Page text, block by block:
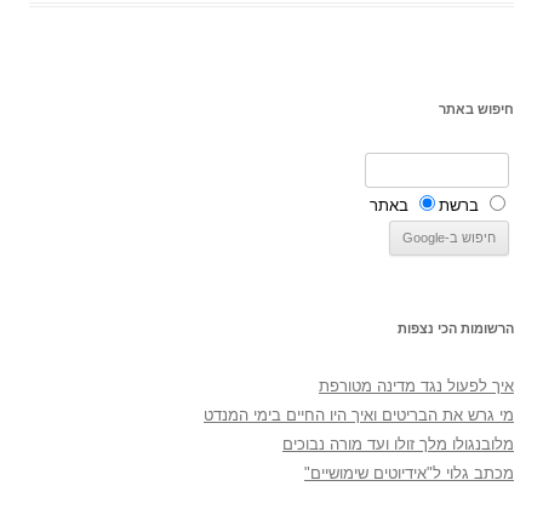
חיפוש באתר
ברשת באתר
הרשומות הכי נצפות
איך לפעול נגד מדינה מטורפת
מי גרש את הבריטים ואיך היו החיים בימי המנדט
מלובנגולו מלך זולו ועד מורה נבוכים
מכתב גלוי ל"אידיוטים שימושיים"